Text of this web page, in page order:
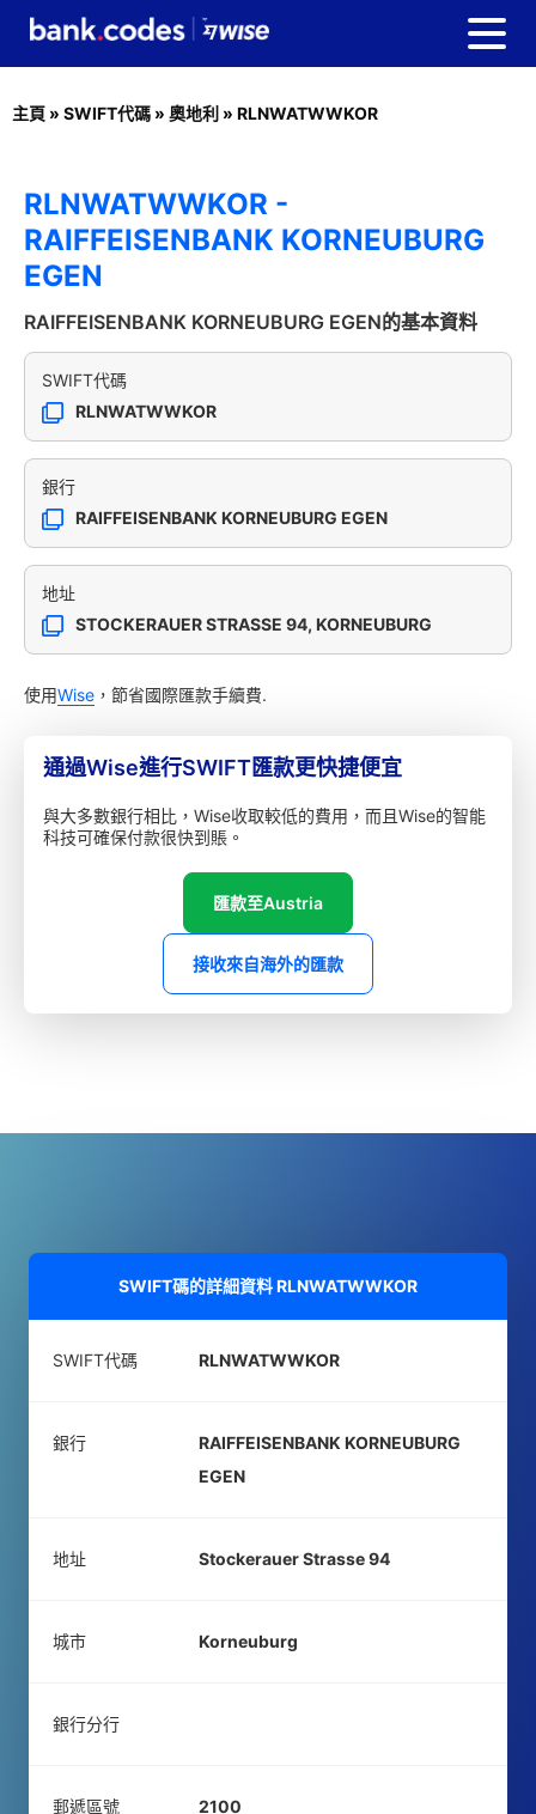
主頁 » SWIFT代碼 » 奧地利 » RLNWATWWKOR
RLNWATWWKOR -
RAIFFEISENBANK KORNEUBURG
EGEN
RAIFFEISENBANK KORNEUBURG EGEN的基本資料
SWIFT代碼
RLNWATWWKOR
銀行
RAIFFEISENBANK KORNEUBURG EGEN
地址
STOCKERAUER STRASSE 94, KORNEUBURG
使用Wise ，節省國際匯款手續費.
通過Wise進行SWIFT匯款更快捷便宜
與大多數銀行相比，Wise收取較低的費用，而且Wise的智能
科技可確保付款很快到賬。
匯款至Austria
接收來自海外的匯款
SWIFT碼的詳細資料RLNWATWWKOR
SWIFT代碼 RLNWATWWKOR
銀行
RAIFFEISENBANK KORNEUBURG
EGEN
地址 Stockerauer Strasse 94
城市 Korneuburg
銀行分行
郵遞區號 2100